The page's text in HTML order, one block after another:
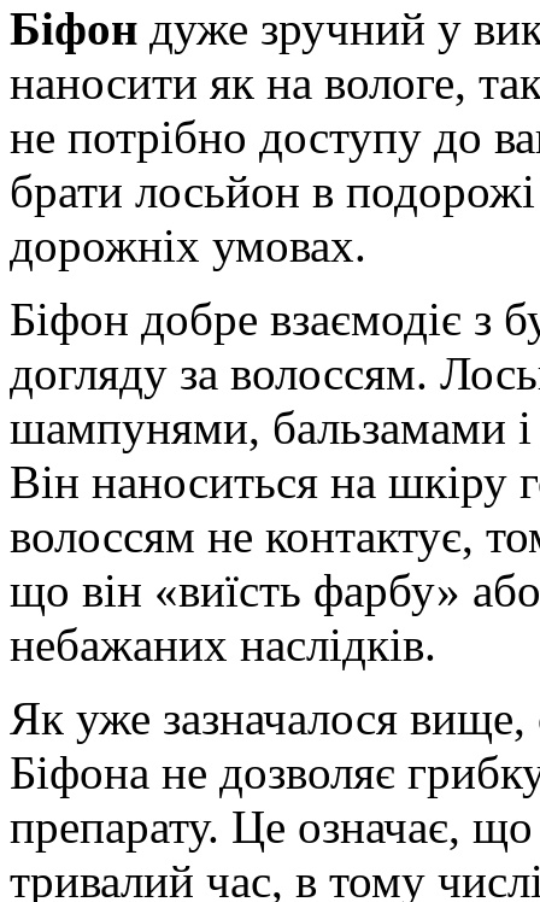
Біфон дуже зручний у
наносити як на вологе,
не потрібно доступу до
брати лосьйон в
дорожніх умовах.
Біфон добре взаємодіє з
догляду за волоссям.
шампунями, бальзамами і
Він наноситься на шкіру
волоссям не контактує,
що він «виїсть фарбу»
небажаних наслідків.
Як уже зазначалося
Біфона не дозволяє
препарату. Це означає,
тривалий час, в тому